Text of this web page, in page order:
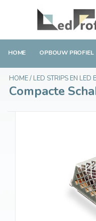
HOME OPBOUW PROFIEL
HOME/ LED STRIPS EN LED
Compacte